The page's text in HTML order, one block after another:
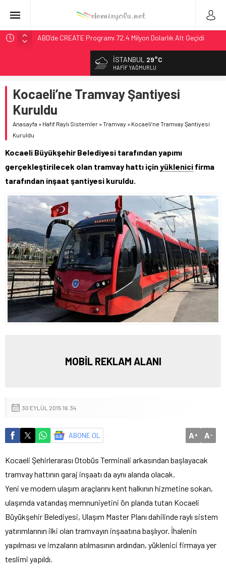
ABD’de CREATE Programı 72,4 Milyon Dolarlık Alt Geçidi
Ukrayna’da Yolcu Trenine İHA Saldırısı: Zamanında Tahliye
DB Modernizasyon Programı: 70. İstasyona Ulaşıldı
GB Railfreight İngiltere’de Lider, Class 99’lar 2026’da Yolda
Kadar Tamamlayacak
İSTANBUL 29°C
HAFIF YAĞMURLU
Kocaeli’ne Tramvay Şantiyesi
Kuruldu
Anasayfa » Hafif Raylı Sistemler »Tramvay » Kocaeli’ne Tramvay Şantiyesi
Kuruldu
Kocaeli Büyükşehir Belediyesi tarafından yapımı
gerçekleştirilecek olan tramvay hattı içinyüklenici firma
tarafından inşaat şantiyesi kuruldu.
MOBİL REKLAM ALANI
30 EYLÜL 2015 16:34
ABONE OL A+ A-
Kocaeli Şehirlerarası Otobüs Terminali arkasından başlayacak
tramvay hattının garaj inşaatı da aynı alanda olacak.
Yeni ve modern ulaşım araçlarını kent halkının hizmetine sokan,
ulaşımda vatandaş memnuniyetini ön planda tutan Kocaeli
Büyükşehir Belediyesi, Ulaşım Master Planı dahilinde raylı sistem
yatırımlarının ilki olan tramvayın inşaatına başlıyor. İhalenin
yapılması ve imzaların atılmasının ardından, yüklenici firmaya yer
teslimi yapıldı.